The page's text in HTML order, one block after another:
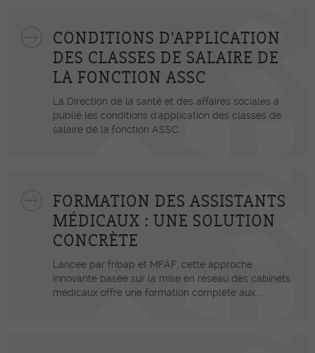
CONDITIONS D'APPLICATION
DES CLASSES DE SALAIRE DE
LA FONCTION ASSC
La Direction de la santé et des affaires sociales a
publié les conditions d'application des classes de
salaire de la fonction ASSC.
FORMATION DES ASSISTANTS
MÉDICAUX : UNE SOLUTION
CONCRÈTE
Lancée par fribap et MFÄF, cette approche
innovante basée sur la mise en réseau des cabinets
médicaux offre une formation complète aux...